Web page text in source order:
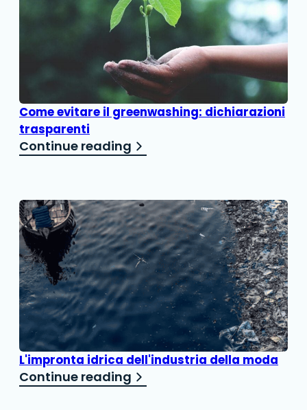
Come evitare il greenwashing: dichiarazioni
trasparenti
Continue reading
L'impronta idrica dell'industria della moda
Continue reading